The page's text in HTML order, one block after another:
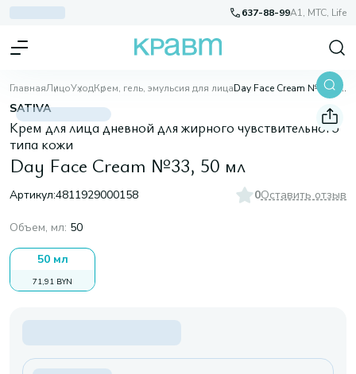
637-88-99A1, МТС, Life
ГлавнаяЛицоУходКрем, гель, эмульсия для лица Day Face Cream №33, 50 мл
SATIVA
Крем для лица дневной для жирного чувствительного
типа кожи
Day Face Cream №33, 50 мл
Артикул:4811929000158 0Оставить отзыв
Объем, мл: 50
50 мл
71,91 BYN